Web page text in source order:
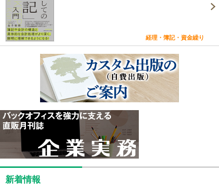
経理・簿記・資金繰り
新着情報